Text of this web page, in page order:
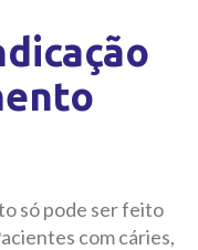
só pode ser feito
com cáries,